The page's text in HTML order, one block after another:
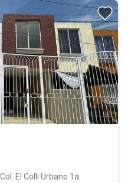
El Colli Urbano 1a.